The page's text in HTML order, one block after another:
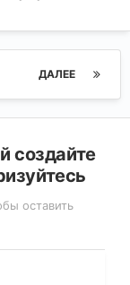
ДАЛЕЕ
создайте
оставить